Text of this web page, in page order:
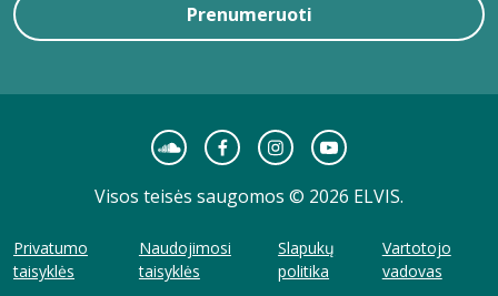
Prenumeruoti
Visos teisės saugomos © 2026 ELVIS.
Privatumo
taisyklės
Naudojimosi
taisyklės
Slapukų
politika
Vartotojo
vadovas